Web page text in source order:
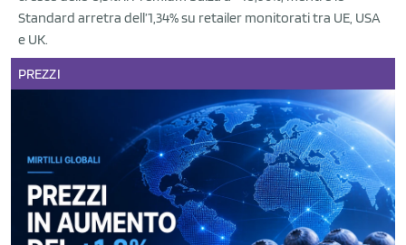
Standard arretra dell’1,34% su retailer monitorati tra UE, USA
e UK.
PREZZI